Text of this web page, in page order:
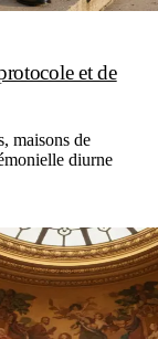
et de
maisons de
diurne